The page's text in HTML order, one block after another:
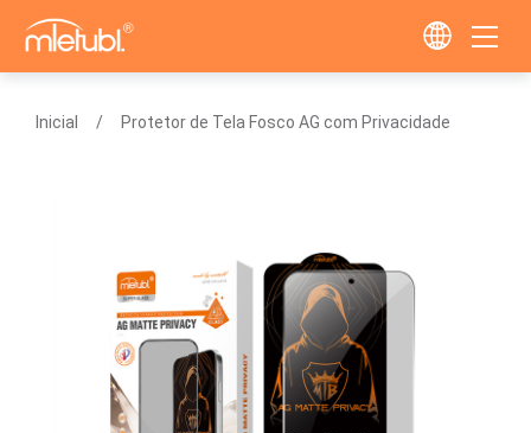
Inicial Protetor de Tela Fosco AG com Privacidade